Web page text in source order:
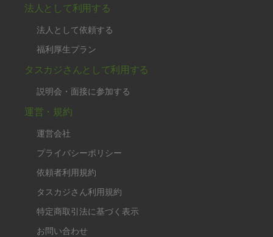
法人として利用する
法人として依頼する
福利厚生プラン
タスカジさんとして利用する
説明会・面接に参加する
運営・規約
運営会社
プライバシーポリシー
依頼者利用規約
タスカジさん利用規約
特定商取引法に基づく表示
お問い合わせ